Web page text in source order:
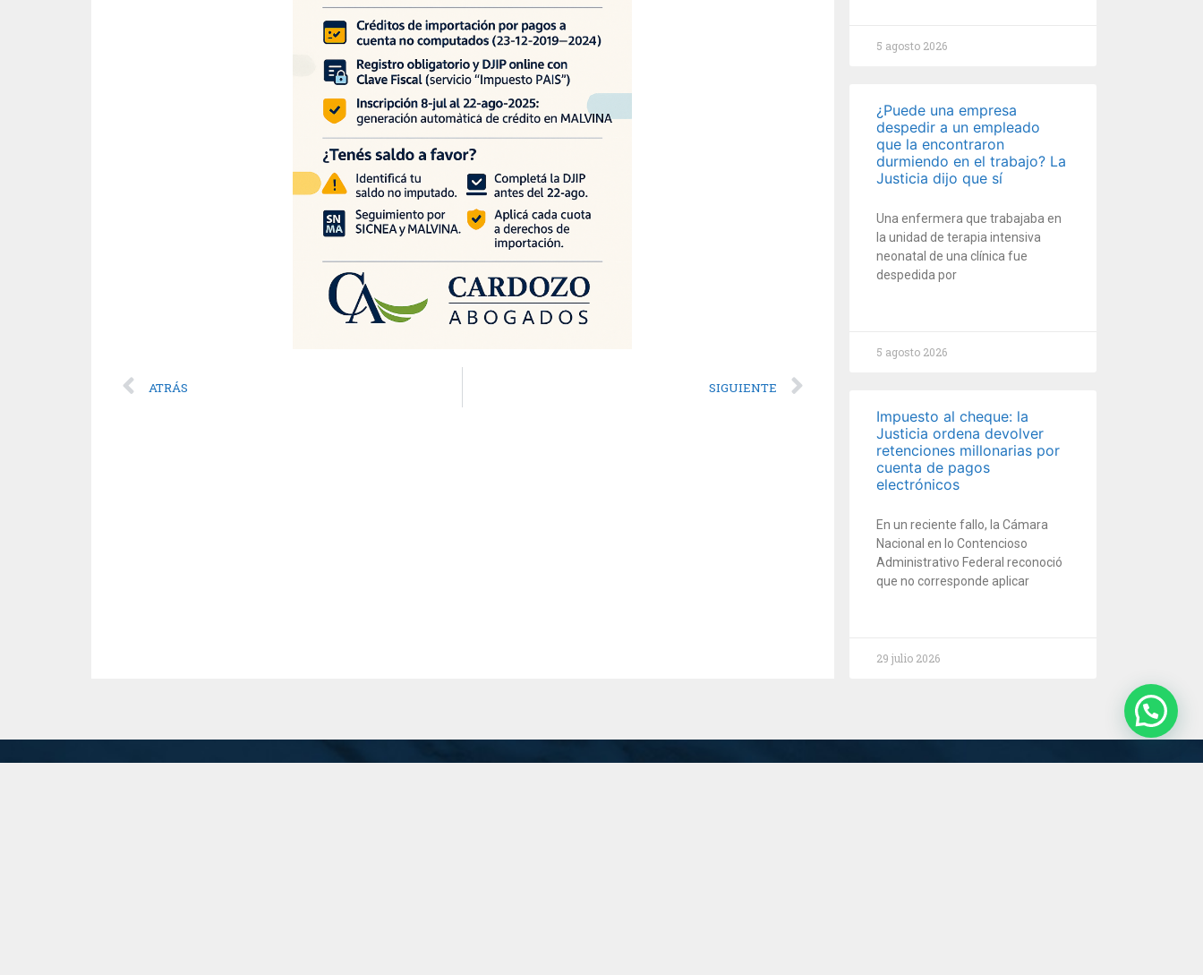
ATRÁS SIGUIENTE
5 agosto 2026
¿Puede una empresa
despedir a un empleado
que la encontraron
durmiendo en el trabajo? La
Justicia dijo que sí
Una enfermera que trabajaba en
la unidad de terapia intensiva
neonatal de una clínica fue
despedida por
5 agosto 2026
Impuesto al cheque: la
Justicia ordena devolver
retenciones millonarias por
cuenta de pagos
electrónicos
En un reciente fallo, la Cámara
Nacional en lo Contencioso
Administrativo Federal reconoció
que no corresponde aplicar
29 julio 2026